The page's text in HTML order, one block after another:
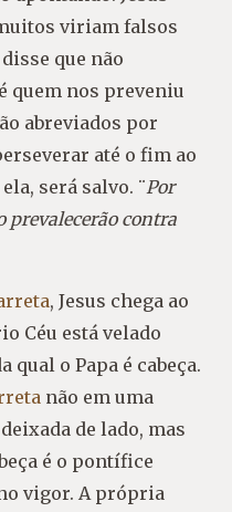
viriam falsos
que não
quem nos preveniu
abreviados por
até o fim ao
será salvo. ¨Por
prevalecerão contra
, Jesus chega ao
Céu está velado
qual o Papa é cabeça.
não em uma
de lado, mas
é o pontífice
vigor. A própria